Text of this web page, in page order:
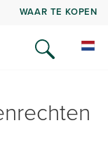
WAAR TE KOPEN